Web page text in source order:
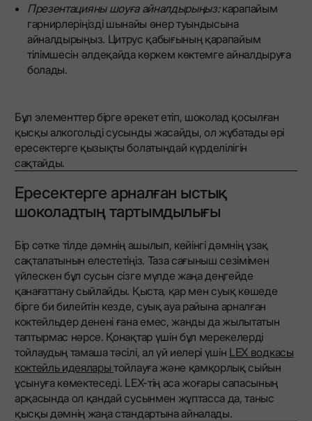
Презентацияны шоуға айналдырыңыз:карапайым
гарнирлеріңізді шынайы өнер туындысына
айналдырыңыз. Цитрус қабығының қарапайым
тілімшесін әлдеқайда көркем көктемге айналдыруға
болады.
Бұл элементтер бірге әрекет етіп, шоколад қосылған
қысқы алкогольді сусынды жасайды, ол жұбатады әрі
ересектерге қызықты болатындай күрделілігін
сақтайды.
Ересектерге арналған ыстық
шоколадтың тартымдылығы
Бір сәтке тілде дәмнің ашылып, кейінгі дәмнің ұзақ
сақталатынын елестетіңіз. Таза сағыныш сезімімен
үйлескен бұл сусын сізге мүлде жаңа деңгейде
қанағаттану сыйлайды. Қыста, қар мен суық көшеде
бірге би билейтін кезде, суық ауа райына арналған
коктейльдер денені ғана емес, жанды да жылытатын
таптырмас нәрсе. Қонақтар үшін бұл мерекелерді
тойлаудың тамаша тәсілі, ал үй иелері үшін LEX водкасы
коктейль идеяларытойлауға және қамқорлық сыйын
ұсынуға көмектеседі. LEX-тің аса жоғары сапасының
арқасында ол қандай сусынмен жұптасса да, таныс
қысқы дәмнің жаңа стандартына айналады.